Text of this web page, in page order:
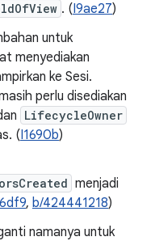
. (I9ae27)
untuk
menyediakan
ke Sesi.
perlu disediakan
LifecycleOwner
(I1690b)
menjadi
, b/424441218)
namanya untuk